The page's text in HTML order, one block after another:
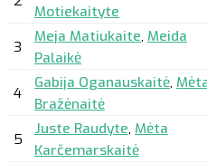
Motiekaityte
3
Meja Matiukaite, Meida
Palaikė
4
Gabija Oganauskaitė,
Bražėnaitė
5
Juste Raudyte, Mėta
Karčemarskaitė